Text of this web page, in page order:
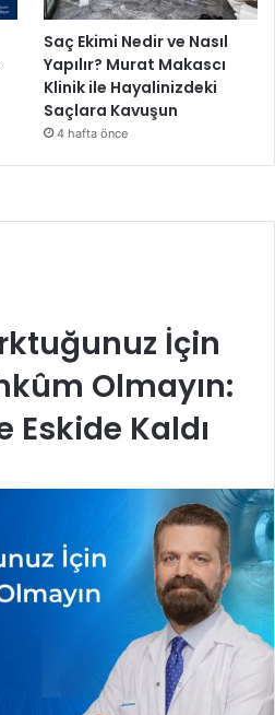
Saç Ekimi Nedir ve Nasıl
Yapılır? Murat Makascı
Klinik ile Hayalinizdeki
Saçlara Kavuşun
4 hafta önce